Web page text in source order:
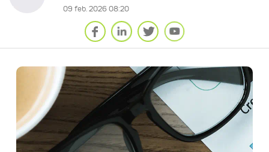
09 feb. 2026 08:20